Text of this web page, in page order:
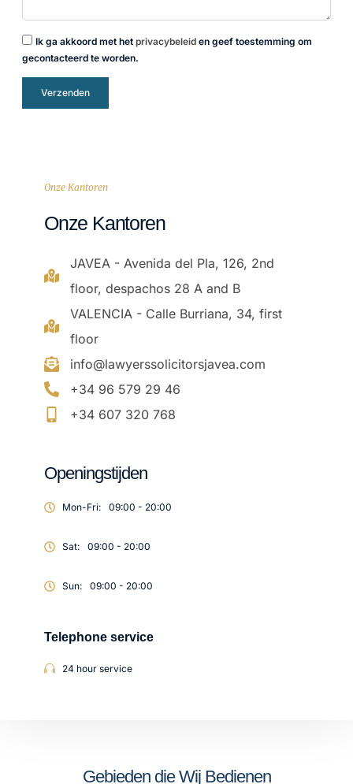
Onze Kantoren
Onze Kantoren
JAVEA - Avenida del Pla, 126, 2nd
floor, despachos 28 A and B
VALENCIA - Calle Burriana, 34, first
floor
info@lawyerssolicitorsjavea.com
+34 96 579 29 46
+34 607 320 768
Openingstijden
Mon-Fri: 09:00 - 20:00
Sat: 09:00 - 20:00
Sun: 09:00 - 20:00
Telephone service
24 hour service
Ik ga akkoord met het privacybeleid en geef toestemming om
gecontacteerd te worden.
Verzenden
Gebieden die Wij Bedienen